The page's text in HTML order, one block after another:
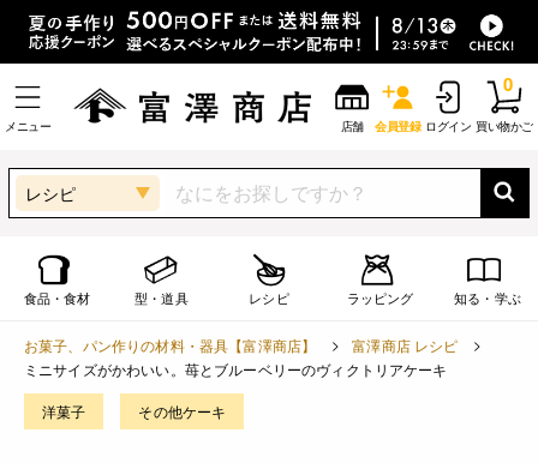
メニュー 店舗 会員登録 ログイン 買い物かご
0
レシピ
食品・食材 型・道具 レシピ ラッピング 知る・学ぶ
お菓子、パン作りの材料・器具【富澤商店】
富澤商店 レシピ
ミニサイズがかわいい。苺とブルーベリーのヴィクトリアケーキ
洋菓子 その他ケーキ